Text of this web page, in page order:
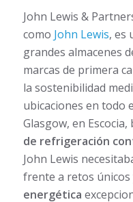
John Lewis &
como John Lewis, es
grandes almacenes
marcas de primera
la sostenibilidad
ubicaciones en todo
Glasgow, en
de refrigeración
John Lewis
frente a retos
energética